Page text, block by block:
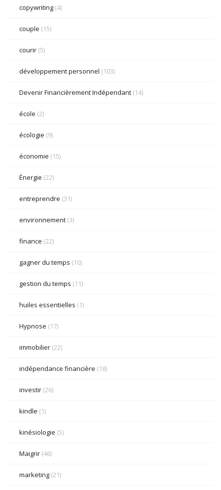
copywriting (4)
couple (15)
courir (5)
développement personnel (103)
Devenir Financièrement Indépendant (14)
école (2)
écologie (9)
économie (15)
Énergie (22)
entreprendre (31)
environnement (3)
finance (22)
gagner du temps (10)
gestion du temps (11)
huiles essentielles (1)
Hypnose (17)
immobilier (22)
indépendance financière (18)
investir (26)
kindle (1)
kinésiologie (5)
Maigrir (46)
marketing (21)